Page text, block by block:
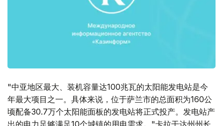
"中亚地区最大、装机容量达100兆瓦的太阳能发电站是今
年最大项目之一。具体来说，位于萨兰市的总面积为160公
顷配备30.7万个太阳能面板的发电站将正式投产。发电站产